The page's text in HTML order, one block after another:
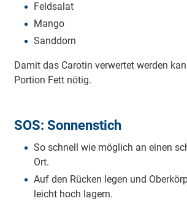
Feldsalat
Mango
Sanddorn
Damit das Carotin verwertet werden
Portion Fett nötig.
SOS: Sonnenstich
So schnell wie möglich an einen
Ort.
Auf den Rücken legen und
leicht hoch lagern.